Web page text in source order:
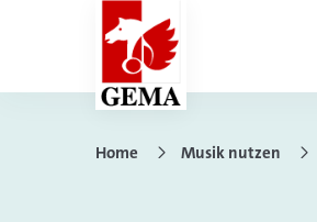
Home Musik nutzen